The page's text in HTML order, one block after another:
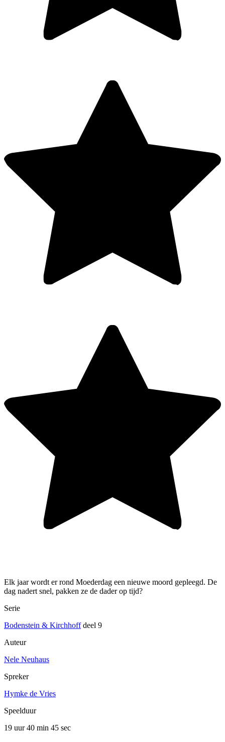
Elk jaar wordt er rond Moederdag een nieuwe moord gepleegd. De
dag nadert snel, pakken ze de dader op tijd?
Serie
Bodenstein & Kirchhoffdeel 9
Auteur
Nele Neuhaus
Spreker
Hymke de Vries
Speelduur
19 uur 40 min 45 sec